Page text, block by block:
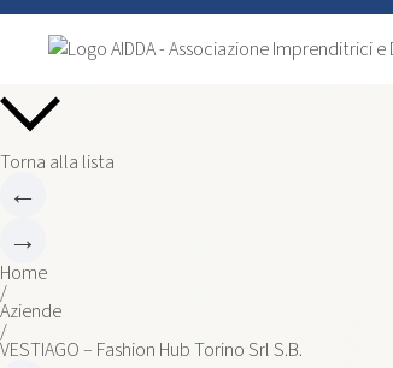
Torna alla lista
←
→
Home
/
Aziende
/
VESTIAGO – Fashion Hub Torino Srl S.B.